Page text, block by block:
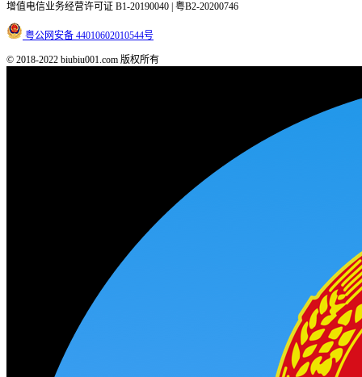
增值电信业务经营许可证 B1-20190040 | 粤B2-20200746
粤公网安备 44010602010544号
© 2018-2022 biubiu001.com 版权所有